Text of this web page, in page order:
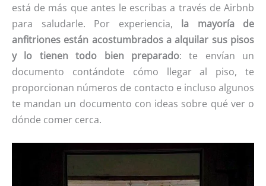
está de más que antes le escribas a través de Airbnb
para saludarle. Por experiencia, la mayoría de
anfitriones están acostumbrados a alquilar sus pisos
y lo tienen todo bien preparado: te envían un
documento contándote cómo llegar al piso, te
proporcionan números de contacto e incluso algunos
te mandan un documento con ideas sobre qué ver o
dónde comer cerca.